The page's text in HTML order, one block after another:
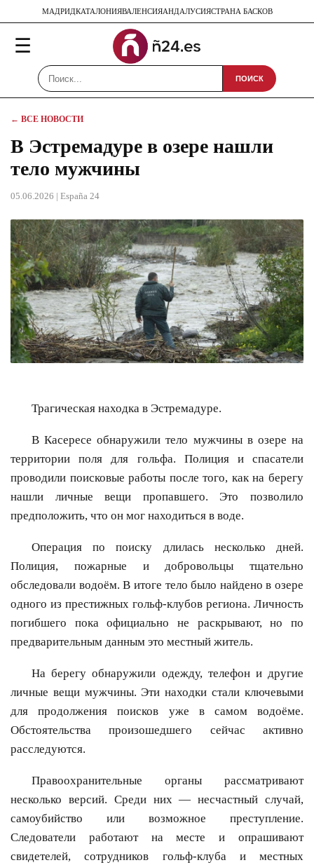
МАДРИДКАТАЛОНИЯВАЛЕНСИЯАНДАЛУСИЯСТРАНА БАСКОВ
☰
ПОИСК
← ВСЕ НОВОСТИ
В Эстремадуре в озере нашли
тело мужчины
05.06.2026 | España 24
Трагическая находка в Эстремадуре.
В Касересе обнаружили тело мужчины в озере на
территории поля для гольфа. Полиция и спасатели
проводили поисковые работы после того, как на берегу
нашли личные вещи пропавшего. Это позволило
предположить, что он мог находиться в воде.
Операция по поиску длилась несколько дней.
Полиция, пожарные и добровольцы тщательно
обследовали водоём. В итоге тело было найдено в озере
одного из престижных гольф-клубов региона. Личность
погибшего пока официально не раскрывают, но по
предварительным данным это местный житель.
На берегу обнаружили одежду, телефон и другие
личные вещи мужчины. Эти находки стали ключевыми
для продолжения поисков уже в самом водоёме.
Обстоятельства произошедшего сейчас активно
расследуются.
Правоохранительные органы рассматривают
несколько версий. Среди них — несчастный случай,
самоубийство или возможное преступление.
Следователи работают на месте и опрашивают
свидетелей, сотрудников гольф-клуба и местных